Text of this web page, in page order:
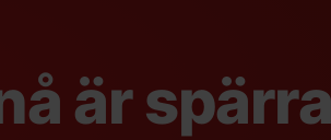
är